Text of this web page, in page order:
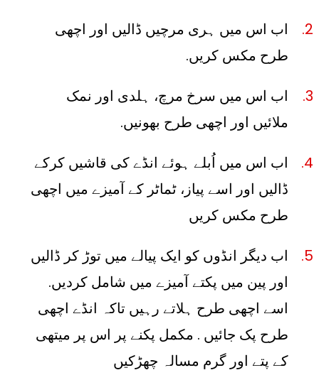
اب اس میں ہری مرچیں ڈالیں اور اچھی
طرح مکس کریں.
اب اس میں سرخ مرچ، ہلدی اور نمک
ملائیں اور اچھی طرح بھونیں.
اب اس میں اُبلے ہوئے انڈے کی قاشیں کرکے
ڈالیں اور اسے پیاز، ٹماٹر کے آمیزے میں اچھی
طرح مکس کریں
اب دیگر انڈوں کو ایک پیالے میں توڑ کر ڈالیں
اور پین میں پکتے آمیزے میں شامل کردیں.
اسے اچھی طرح ہلاتے رہیں تاکہ انڈے اچھی
طرح پک جائیں . مکمل پکنے پر اس پر میتھی
کے پتے اور گرم مسالہ چھڑکیں